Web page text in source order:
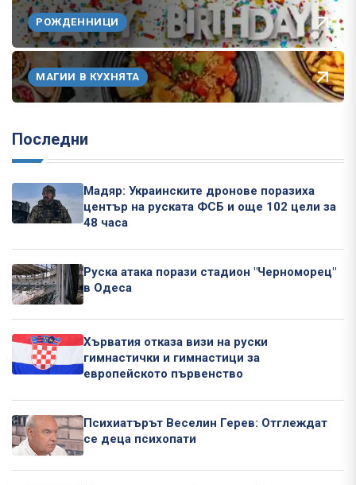
РОЖДЕННИЦИ
МАГИИ В КУХНЯТА
Последни
Мадяр: Украинските дронове поразиха
център на руската ФСБ и още 102 цели за
48 часа
Руска атака порази стадион "Черноморец"
в Одеса
Хърватия отказа визи на руски
гимнастички и гимнастици за
европейското първенство
Психиатърът Веселин Герев: Отглеждат
се деца психопати